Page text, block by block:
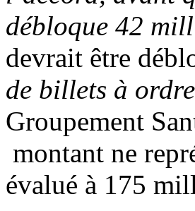
débloque 42
devrait être
de billets à
Groupement
montant ne
évalué à 175